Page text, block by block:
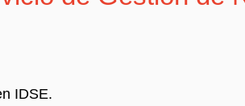
IDSE.